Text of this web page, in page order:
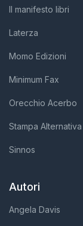
Il manifesto libri
Laterza
Momo Edizioni
Minimum Fax
Orecchio Acerbo
Stampa Alternativa
Sinnos
Autori
Angela Davis